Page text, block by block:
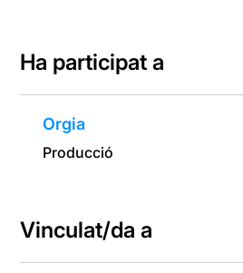
Ha participat a
Orgia
Producció
Vinculat/da a